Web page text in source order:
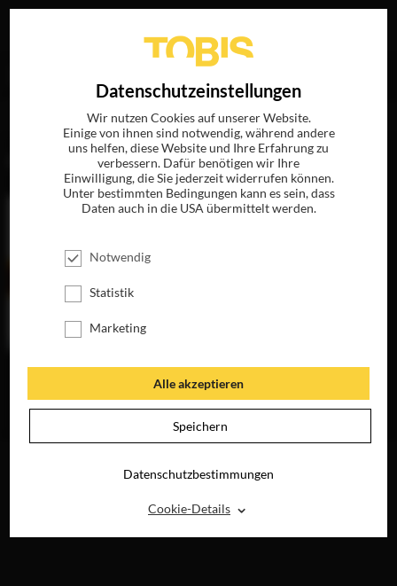
„Nicolas Trembasiewicz“
folgende Treffer
THE
JETZT AUF BLU-
Datenschutzeinstellungen
Wir nutzen Cookies auf unserer Website.
Einige von ihnen sind notwendig, während andere
uns helfen, diese Website und Ihre Erfahrung zu
verbessern. Dafür benötigen wir Ihre
Einwilligung, die Sie jederzeit widerrufen können.
Unter bestimmten Bedingungen kann es sein, dass
Daten auch in die USA übermittelt werden.
Notwendig
Statistik
Marketing
Alle akzeptieren
Speichern
Datenschutzbestimmungen
Cookie-Details ⌃